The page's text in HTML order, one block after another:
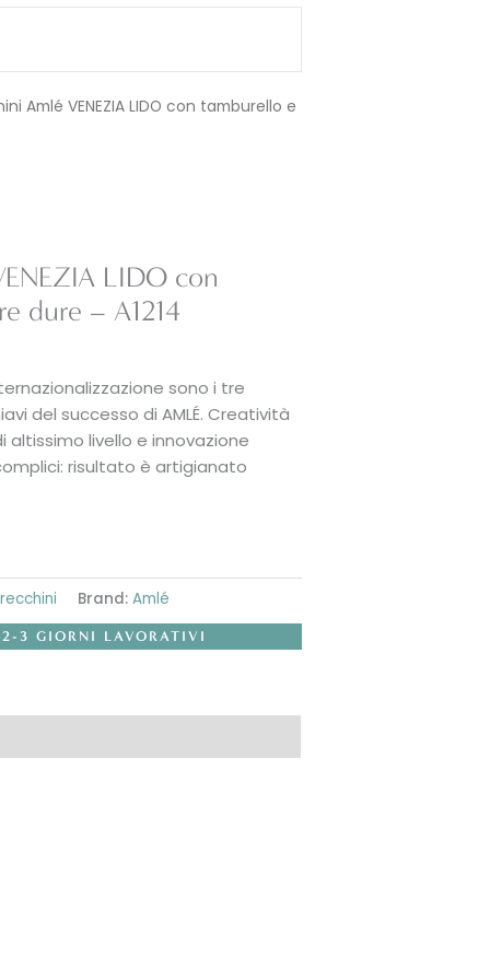
Amlé VENEZIA LIDO con tamburello e
LIDO con
dure – A1214
sono i tre
del successo di AMLÉ. Creatività
livello e innovazione
risultato è artigianato
Brand: Amlé
3 GIORNI LAVORATIVI